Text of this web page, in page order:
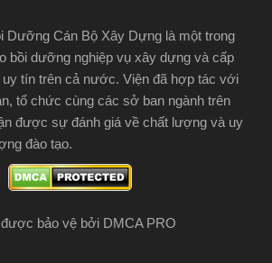
Dưỡng Cán Bộ Xây Dựng là một trong
bồi dưỡng nghiệp vụ xây dựng và cấp
tín trên cả nước. Viện đã hợp tác với
tổ chức cùng các sở ban ngành trên
được sự đánh giá về chất lượng và uy
đào tạo.
bảo vệ bởi DMCA PRO